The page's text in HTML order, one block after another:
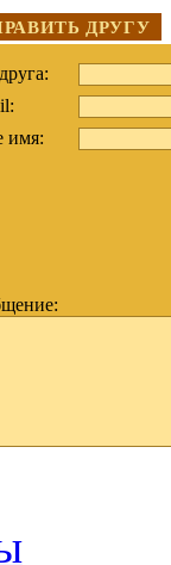
ДРУГУ
имя: